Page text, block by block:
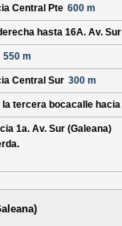
Central Pte 600 m
hasta 16A. Av. Sur
550 m
Central Sur 300 m
la tercera bocacalle hacia
1a. Av. Sur (Galeana)